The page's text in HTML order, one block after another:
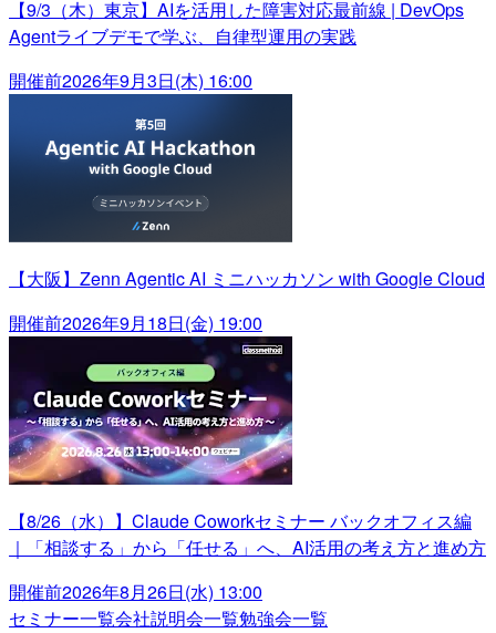
【9/3（木）東京】AIを活用した障害対応最前線 | DevOps
Agentライブデモで学ぶ、自律型運用の実践
開催前2026年9月3日(木) 16:00
【大阪】Zenn Agentic AI ミニハッカソン with Google Cloud
開催前2026年9月18日(金) 19:00
【8/26（水）】Claude Coworkセミナー バックオフィス編
｜「相談する」から「任せる」へ、AI活用の考え方と進め方
開催前2026年8月26日(水) 13:00
セミナー一覧会社説明会一覧勉強会一覧